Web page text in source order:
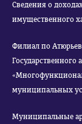
Сведения о
имущественного
Филиал по
муниципальных
Муниципальные